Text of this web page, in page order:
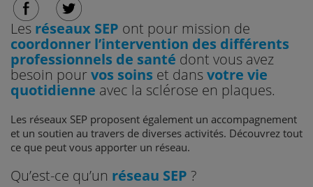
Les réseaux SEP ont pour mission de
coordonner l’intervention des différents
professionnels de santé dont vous avez
besoin pourvos soins et dansvotre vie
quotidienne avec la sclérose en plaques.
Les réseaux SEP proposent également un accompagnement
et un soutien au travers de diverses activités. Découvrez tout
ce que peut vous apporter un réseau.
Qu’est-ce qu’un réseau SEP ?